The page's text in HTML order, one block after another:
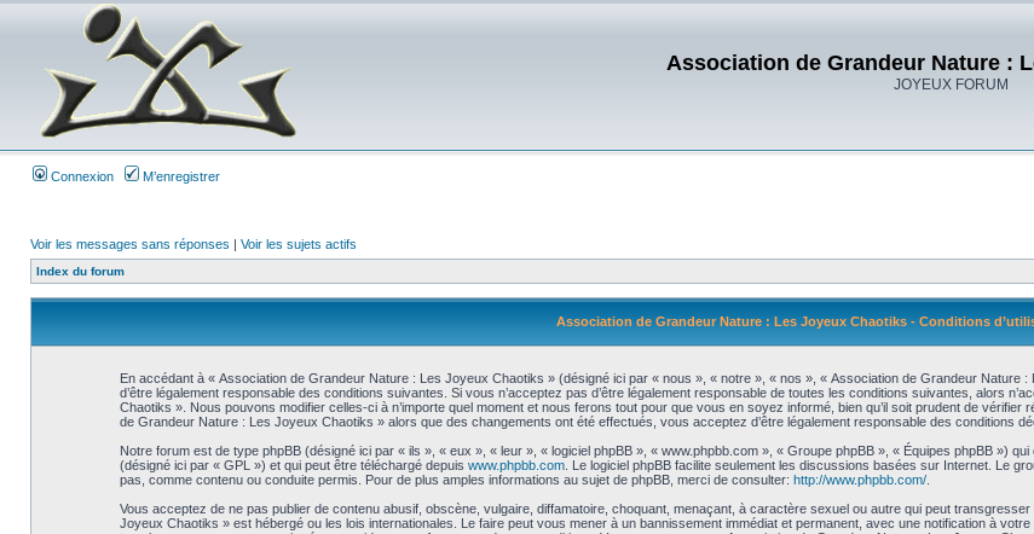
Association de Grandeur Nature :
JOYEUX FORUM
Connexion M’enregistrer
Voir les messages sans réponses | Voir les sujets actifs
Index du forum
Association de Grandeur Nature : Les Joyeux Chaotiks - Conditions
En accédant à « Association de Grandeur Nature : Les Joyeux Chaotiks » (désigné ici par « nous », « notre », « nos », « Association de Grandeur
d’être légalement responsable des conditions suivantes. Si vous n’acceptez pas d’être légalement responsable de toutes les conditions suivantes, alors
Chaotiks ». Nous pouvons modifier celles-ci à n’importe quel moment et nous ferons tout pour que vous en soyez informé, bien qu’il soit prudent de
de Grandeur Nature : Les Joyeux Chaotiks » alors que des changements ont été effectués, vous acceptez d’être légalement responsable des conditions
Notre forum est de type phpBB (désigné ici par « ils », « eux », « leur », « logiciel phpBB », « www.phpbb.com », « Groupe phpBB », « Équipes phpBB »)
(désigné ici par « GPL ») et qui peut être téléchargé depuis www.phpbb.com. Le logiciel phpBB facilite seulement les discussions basées sur Internet. Le
pas, comme contenu ou conduite permis. Pour de plus amples informations au sujet de phpBB, merci de consulter: http://www.phpbb.com/.
Vous acceptez de ne pas publier de contenu abusif, obscène, vulgaire, diffamatoire, choquant, menaçant, à caractère sexuel ou autre qui peut
Joyeux Chaotiks » est hébergé ou les lois internationales. Le faire peut vous mener à un bannissement immédiat et permanent, avec une notification à